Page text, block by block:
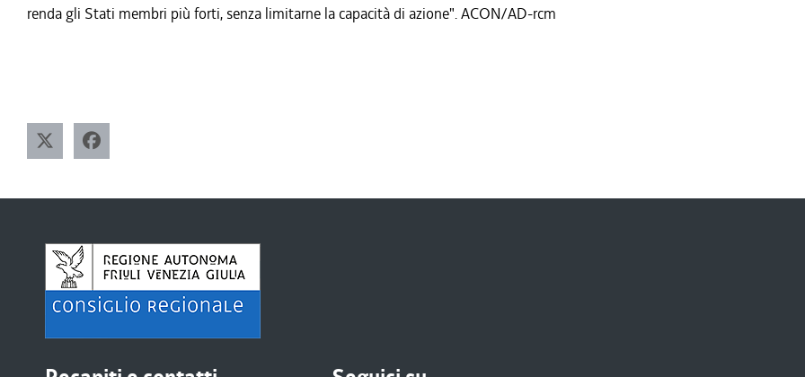
renda gli Stati membri più forti, senza limitarne la capacità di azione". ACON/AD-rcm